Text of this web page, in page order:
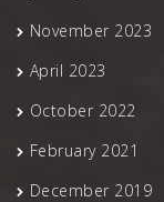
November 2023
April 2023
October 2022
February 2021
December 2019